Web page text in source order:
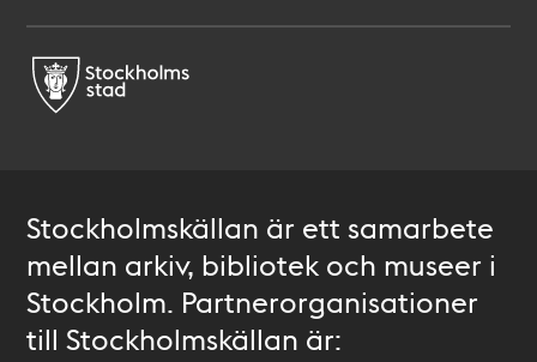
Stockholmskällan är ett samarbete
mellan arkiv, bibliotek och museer i
Stockholm. Partnerorganisationer
till Stockholmskällan är: